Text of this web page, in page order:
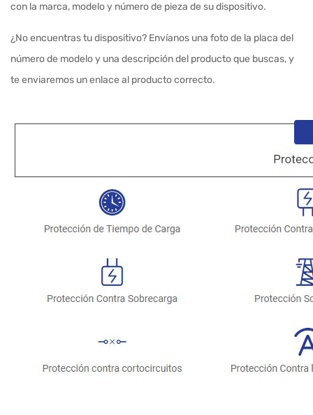
con la marca, modelo y número de pieza de su dispositivo.
¿No encuentras tu dispositivo? Envíanos una foto de la placa del
número de modelo y una descripción del producto que buscas, y
te enviaremos un enlace al producto correcto.